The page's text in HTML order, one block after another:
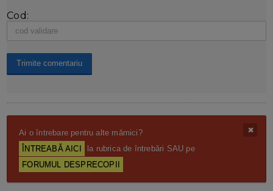
Cod:
Ai o întrebare pentru alte mămici?
ÎNTREABĂ AICI
la rubrica de întrebări SAU pe
FORUMUL DESPRECOPII